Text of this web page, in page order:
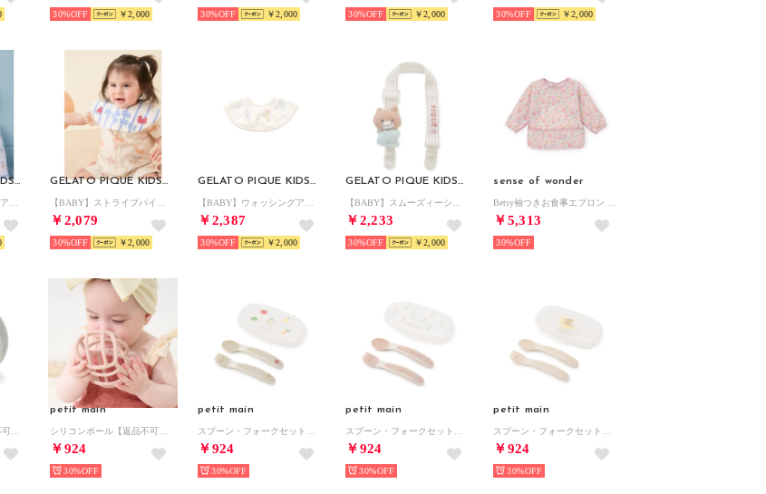
30% ￥2,000 30% ￥2,000 30% ￥2,000 30% ￥2,000
GELATO PIQUE KIDS & BABY GELATO PIQUE KIDS & BABY
￥2,079
30% ￥2,000
GELATO PIQUE KIDS & BABY
￥2,387
30% ￥2,000
GELATO PIQUE KIDS & BABY
￥2,233
30% ￥2,000
sense of wonder
￥5,313
30%
petit main
￥924
30%
petit main
￥924
30%
petit main
￥924
30%
petit main
￥924
30%